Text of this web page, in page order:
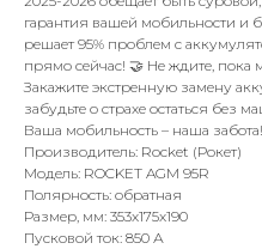
гарантия вашей мобильности и
решает 95% проблем с
прямо сейчас! 🤝 Не ждите, пока
Закажите экстренную замену
забудьте о страхе остаться без
Ваша мобильность – наша
Производитель: Rocket (Рокет)
Модель: ROCKET AGM 95R
Полярность: обратная
Размер, мм: 353x175x190
Пусковой ток: 850 А